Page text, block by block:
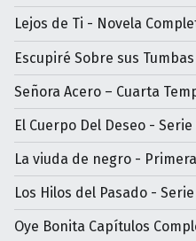
Lejos de Ti - Novela
Escupiré Sobre sus
Señora Acero – Cuarta
El Cuerpo Del Deseo -
La viuda de negro -
Los Hilos del Pasado -
Oye Bonita Capítulos